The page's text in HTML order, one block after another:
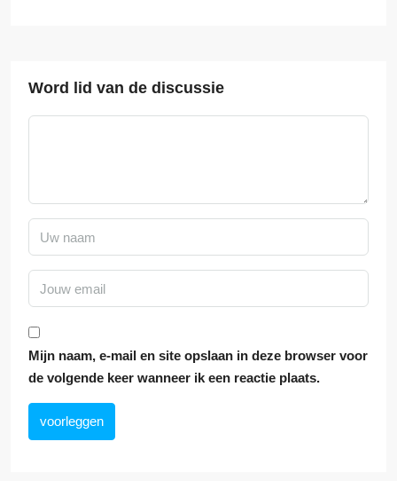
Word lid van de discussie
Mijn naam, e-mail en site opslaan in deze browser voor
de volgende keer wanneer ik een reactie plaats.
voorleggen